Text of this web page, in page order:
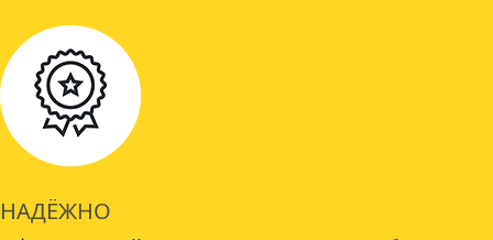
НАДЁЖНО